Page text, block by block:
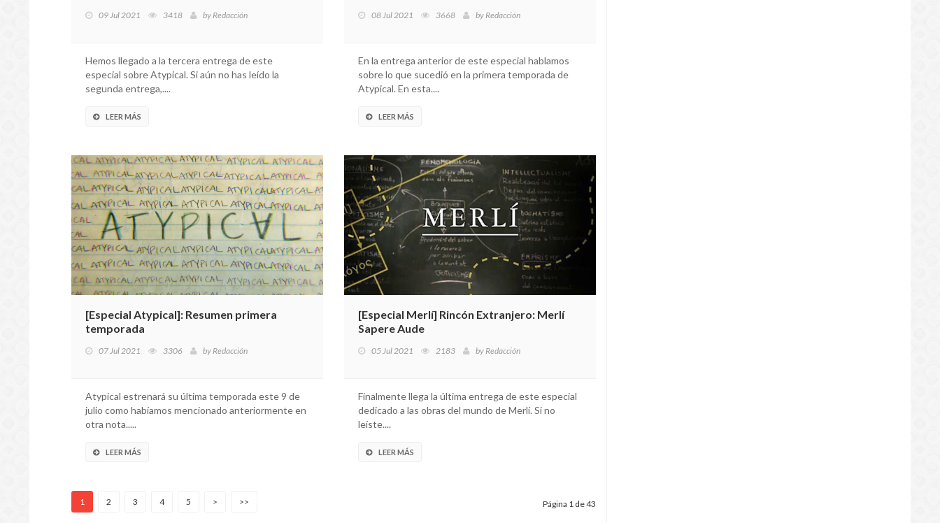
09 Jul 2021 3418 byRedacción
Hemos llegado a la tercera entrega de este
especial sobre Atypical. Si aún no has leído la
segunda entrega,....
LEER MÁS
08 Jul 2021 3668 byRedacción
En la entrega anterior de este especial hablamos
sobre lo que sucedió en la primera temporada de
Atypical. En esta....
LEER MÁS
[Especial Atypical]: Resumen primera
temporada
07 Jul 2021 3306 byRedacción
Atypical estrenará su última temporada este 9 de
julio como habíamos mencionado anteriormente en
otra nota.....
LEER MÁS
[Especial Merlí] Rincón Extranjero: Merlí
Sapere Aude
05 Jul 2021 2183 byRedacción
Finalmente llega la última entrega de este especial
dedicado a las obras del mundo de Merlí. Si no
leíste....
LEER MÁS
1 2 3 4 5 > >> Página 1 de 43